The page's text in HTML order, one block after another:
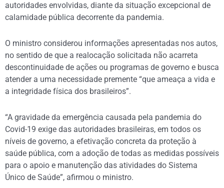
autoridades envolvidas, diante da situação excepcional de
calamidade pública decorrente da pandemia.
O ministro considerou informações apresentadas nos autos,
no sentido de que a realocação solicitada não acarreta
descontinuidade de ações ou programas de governo e busca
atender a uma necessidade premente “que ameaça a vida e
a integridade física dos brasileiros”.
“A gravidade da emergência causada pela pandemia do
Covid-19 exige das autoridades brasileiras, em todos os
níveis de governo, a efetivação concreta da proteção à
saúde pública, com a adoção de todas as medidas possíveis
para o apoio e manutenção das atividades do Sistema
Único de Saúde”, afirmou o ministro.